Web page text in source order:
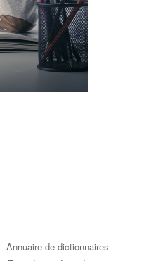
Annuaire de dictionnaires